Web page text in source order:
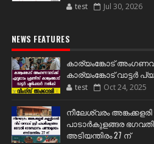
test Jul 30, 2026
NEWS FEATURES
കാര്യംങ്കോട്
കാര്യംങ്കോട് വാട്ടർ
test Oct 24, 2025
നീലേശ്വരം
പാടാർകുളങ്ങര
അടിയന്തിരം 27 ന്